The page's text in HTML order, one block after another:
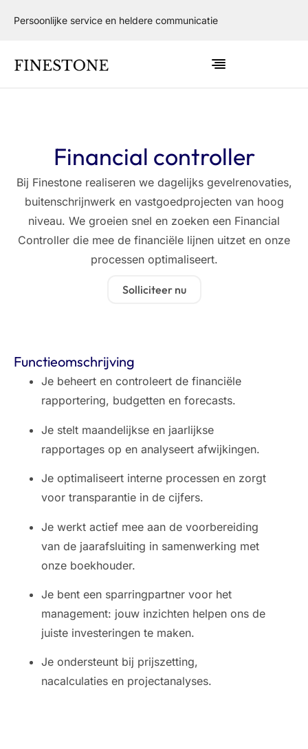
Persoonlijke service en heldere communicatie
Financial controller
Bij Finestone realiseren we dagelijks gevelrenovaties,
buitenschrijnwerk en vastgoedprojecten van hoog
niveau. We groeien snel en zoeken een Financial
Controller die mee de financiële lijnen uitzet en onze
processen optimaliseert.
Solliciteer nu
Functieomschrijving
Je beheert en controleert de financiële
rapportering, budgetten en forecasts.
Je stelt maandelijkse en jaarlijkse
rapportages op en analyseert afwijkingen.
Je optimaliseert interne processen en zorgt
voor transparantie in de cijfers.
Je werkt actief mee aan de voorbereiding
van de jaarafsluiting in samenwerking met
onze boekhouder.
Je bent een sparringpartner voor het
management: jouw inzichten helpen ons de
juiste investeringen te maken.
Je ondersteunt bij prijszetting,
nacalculaties en projectanalyses.